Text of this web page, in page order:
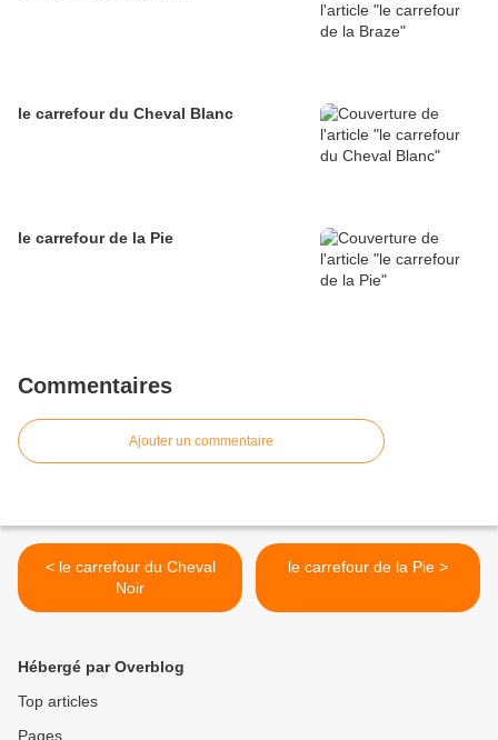
le carrefour du Cheval Blanc
le carrefour de la Pie
Commentaires
Ajouter un commentaire
< le carrefour du Cheval
Noir
le carrefour de la Pie >
Hébergé par Overblog
Top articles
Pages